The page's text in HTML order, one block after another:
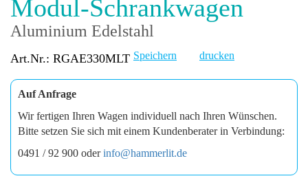
Modul-Schrankwagen
Aluminium Edelstahl
Art.Nr.: RGAE330MLT Speichern drucken
Auf Anfrage
Wir fertigen Ihren Wagen individuell nach Ihren Wünschen.
Bitte setzen Sie sich mit einem Kundenberater in Verbindung:
0491 / 92 900 oderinfo@hammerlit.de